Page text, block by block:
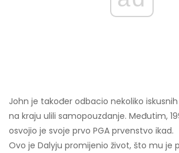
John je također odbacio nekoliko
na kraju ulili samopouzdanje. Međutim,
osvojio je svoje prvo PGA prvenstvo ikad.
Ovo je Dalyju promijenio život, što mu je